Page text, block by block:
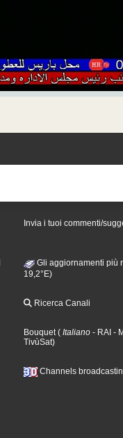
Invia i tuoi commenti/
Gli aggiornamenti più
19,2°E)
Ricerca Canali
Bouquet( Italiano - RAI -
TivùSat)
Channels